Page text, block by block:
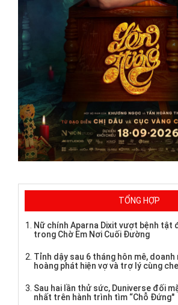
TỔNG HỢP
Nữ chính Aparna Dixit vượt bệnh tật
trong Chờ Em Nơi Cuối Đường
Tỉnh dậy sau 6 tháng hôn mê, doanh
hoàng phát hiện vợ và trợ lý cùng
Sau hai lần thử sức, Duniverse đối
nhất trên hành trình tìm “Chỗ Đứng"